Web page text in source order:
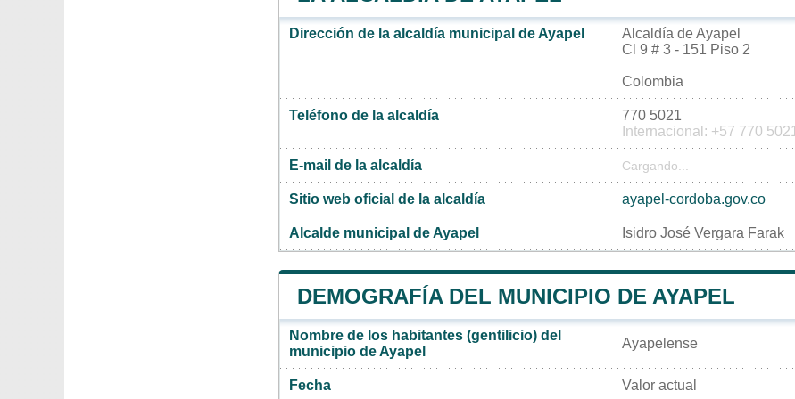
Dirección de la alcaldía municipal de Ayapel
Alcaldía de Ayapel
Cl 9 # 3 - 151 Piso 2
Colombia
Teléfono de la alcaldía
770 5021
Internacional: +57 770 5021
E-mail de la alcaldía Cargando...
Sitio web oficial de la alcaldía ayapel-cordoba.gov.co
Alcalde municipal de Ayapel Isidro José Vergara Farak
DEMOGRAFÍA DEL MUNICIPIO DE AYAPEL
Nombre de los habitantes (gentilicio) del
municipio de Ayapel
Ayapelense
Fecha Valor actual